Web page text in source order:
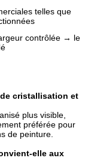
telles que
contrôlée → le
cristallisation et
plus visible,
préférée pour
de peinture.
elle aux